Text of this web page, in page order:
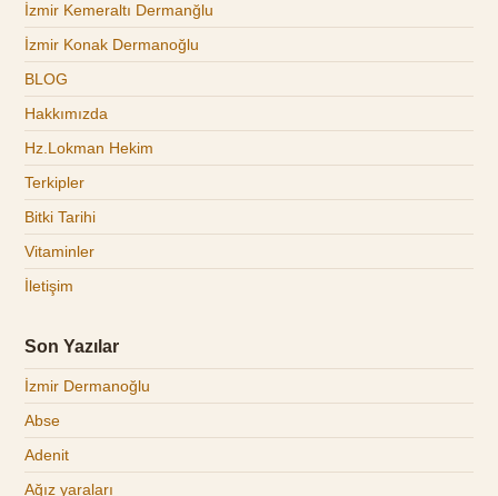
İzmir Kemeraltı Dermanğlu
İzmir Konak Dermanoğlu
BLOG
Hakkımızda
Hz.Lokman Hekim
Terkipler
Bitki Tarihi
Vitaminler
İletişim
Son Yazılar
İzmir Dermanoğlu
Abse
Adenit
Ağız yaraları